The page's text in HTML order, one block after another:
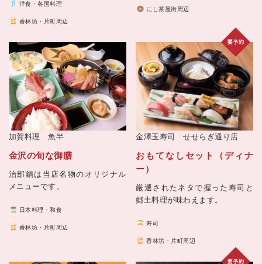
洋食・各国料理
香林坊・片町周辺
にし茶屋街周辺
加賀料理 魚半
金沢の旬な御膳
治部鍋は当店名物のオリジナル
メニューです。
日本料理・和食
香林坊・片町周辺
金澤玉寿司 せせらぎ通り店
おもてなしセット（ディナ
ー）
厳選されたネタで握った寿司と
郷土料理が味わえます。
寿司
香林坊・片町周辺